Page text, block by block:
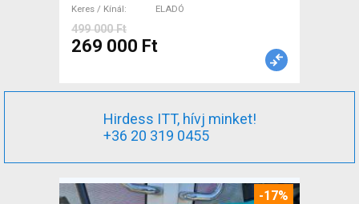
Keres / Kínál
ELADÓ
499 000 Ft
269 000 Ft
Hirdess ITT, hívj minket!
+36 20 319 0455
-17%